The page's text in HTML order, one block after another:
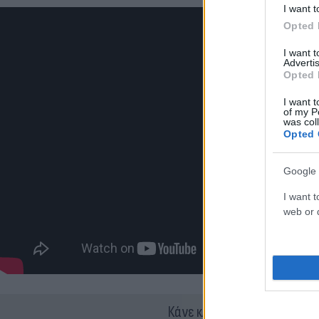
I want
Opted
I want
Opted
I want
of my
was
Opted
Google
I want
web or
Κάνε κλικ και δες